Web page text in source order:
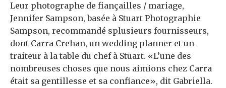
Leur photographe de fiançailles / mariage,
Jennifer Sampson, basée à Stuart Photographie
Sampson, recommandé splusieurs fournisseurs,
dont Carra Crehan, un wedding planner et un
traiteur à la table du chef à Stuart. «L’une des
nombreuses choses que nous aimions chez Carra
était sa gentillesse et sa confiance», dit Gabriella.